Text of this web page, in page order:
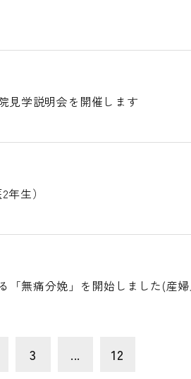
見学説明会を開催します
生）
「無痛分娩」を開始しました(
3 ... 12